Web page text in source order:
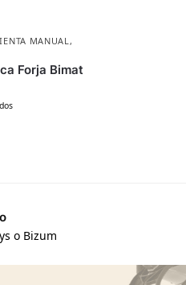
MANUAL,
Forja Bimat
o Bizum